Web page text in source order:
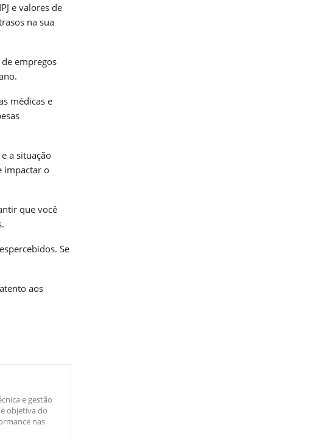
e valores de
na sua
empregos
médicas e
a situação
impactar o
que você
Se
aos
e gestão
objetiva do
nas